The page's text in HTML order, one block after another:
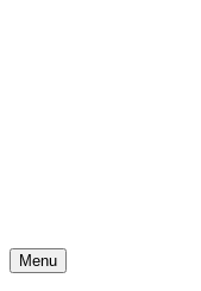
Menu